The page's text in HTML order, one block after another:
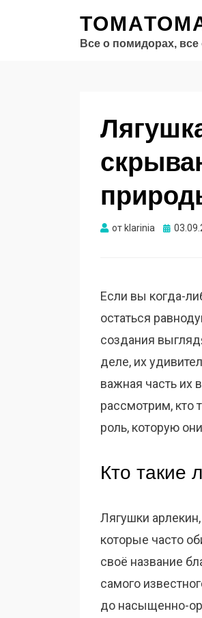
Все о помидорах, все
от klarinia
Если вы когда-
остаться
создания
деле, их
важная часть их
рассмотрим, кто
роль, которую
Кто такие
Лягушки
которые часто
своё название
самого
до насыщенно-